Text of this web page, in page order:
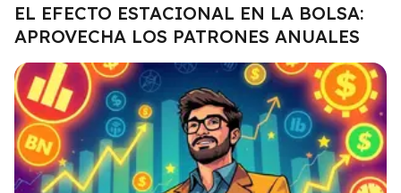
EL EFECTO ESTACIONAL EN LA BOLSA:
APROVECHA LOS PATRONES ANUALES